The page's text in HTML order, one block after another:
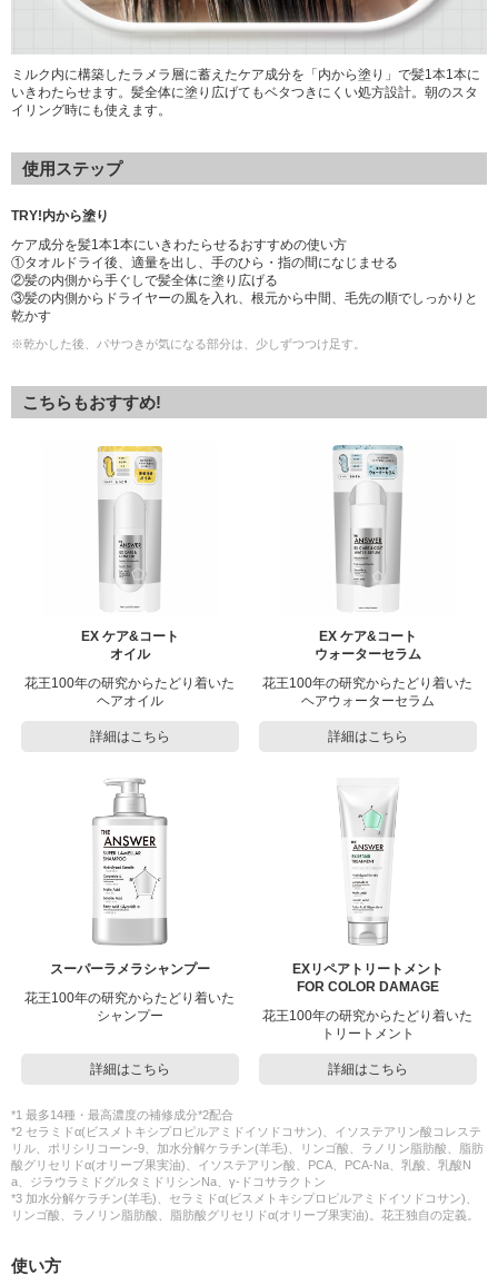
ミルク内に構築したラメラ層に蓄えたケア成分を「内から塗り」で髪1本1本に
いきわたらせます。髪全体に塗り広げてもベタつきにくい処方設計。朝のスタ
イリング時にも使えます。
使用ステップ
TRY!内から塗り
ケア成分を髪1本1本にいきわたらせるおすすめの使い方
①タオルドライ後、適量を出し、手のひら・指の間になじませる
②髪の内側から手ぐしで髪全体に塗り広げる
③髪の内側からドライヤーの風を入れ、根元から中間、毛先の順でしっかりと
乾かす
※乾かした後、パサつきが気になる部分は、少しずつつけ足す。
こちらもおすすめ!
EX ケア&コート
オイル
花王100年の研究からたどり着いた
ヘアオイル
詳細はこちら
EX ケア&コート
ウォーターセラム
花王100年の研究からたどり着いた
ヘアウォーターセラム
詳細はこちら
スーパーラメラシャンプー
花王100年の研究からたどり着いた
シャンプー
詳細はこちら
EXリペアトリートメント
FOR COLOR DAMAGE
花王100年の研究からたどり着いた
トリートメント
詳細はこちら
*1 最多14種・最高濃度の補修成分*2配合
*2 セラミドα(ビスメトキシプロピルアミドイソドコサン)、イソステアリン酸コレステ
リル、ポリシリコーン-9、加水分解ケラチン(羊毛)、リンゴ酸、ラノリン脂肪酸、脂肪
酸グリセリドα(オリーブ果実油)、イソステアリン酸、PCA、PCA-Na、乳酸、乳酸N
a、ジラウラミドグルタミドリシンNa、γ-ドコサラクトン
*3 加水分解ケラチン(羊毛)、セラミドα(ビスメトキシプロピルアミドイソドコサン)、
リンゴ酸、ラノリン脂肪酸、脂肪酸グリセリドα(オリーブ果実油)。花王独自の定義。
使い方